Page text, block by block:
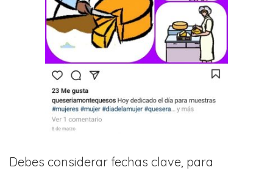
Debes considerar fechas clave, para